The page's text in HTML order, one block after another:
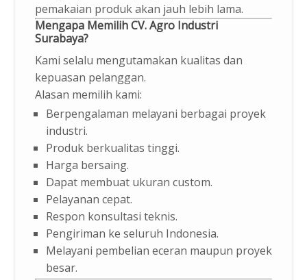
pemakaian produk akan jauh lebih lama.
Mengapa Memilih CV. Agro Industri
Surabaya?
Kami selalu mengutamakan kualitas dan
kepuasan pelanggan.
Alasan memilih kami:
Berpengalaman melayani berbagai proyek
industri.
Produk berkualitas tinggi.
Harga bersaing.
Dapat membuat ukuran custom.
Pelayanan cepat.
Respon konsultasi teknis.
Pengiriman ke seluruh Indonesia.
Melayani pembelian eceran maupun proyek
besar.